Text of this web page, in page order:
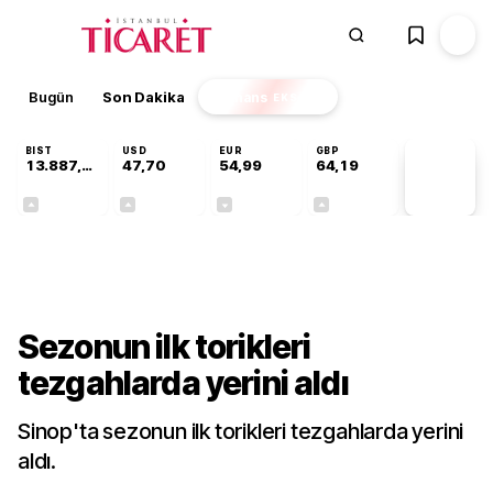
Bugün Son Dakika Finans EKSTRA
BIST
13.887,29
USD
47,70
EUR
54,99
GBP
64,19
Sezonun ilk torikleri
tezgahlarda yerini aldı
Sinop'ta sezonun ilk torikleri tezgahlarda yerini
aldı.